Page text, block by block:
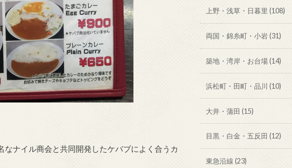
ナイル商会と共同開発したケバブによく合うカ
上野・浅草・日暮里 (108)
両国・錦糸町・小岩(31)
築地・湾岸・お台場(14)
浜松町・田町・品川 (10)
大井・蒲田 (15)
目黒・白金・五反田 (12)
東急沿線 (23)